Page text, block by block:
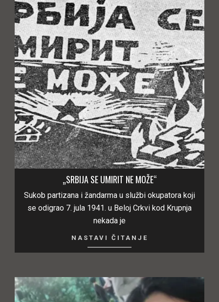
„SRBIJA SE UMIRIT NE MOŽE“
Sukob partizana i žandarma u službi okupatora koji
se odigrao 7. jula 1941. u Beloj Crkvi kod Krupnja
nekada je
NASTAVI ČITANJE